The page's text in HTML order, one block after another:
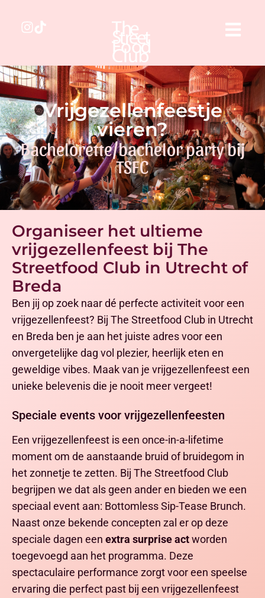
Vrijgezellenfeestje
vieren?
Bachelorette/bachelor party bij
TSFC
Organiseer het ultieme
vrijgezellenfeest bij The
Streetfood Club in Utrecht of
Breda
Ben jij op zoek naar dé perfecte activiteit voor een
vrijgezellenfeest? Bij The Streetfood Club in Utrecht
en Breda ben je aan het juiste adres voor een
onvergetelijke dag vol plezier, heerlijk eten en
geweldige vibes. Maak van je vrijgezellenfeest een
unieke belevenis die je nooit meer vergeet!
Speciale events voor vrijgezellenfeesten
Een vrijgezellenfeest is een once-in-a-lifetime
moment om de aanstaande bruid of bruidegom in
het zonnetje te zetten. Bij The Streetfood Club
begrijpen we dat als geen ander en bieden we een
speciaal event aan: Bottomless Sip-Tease Brunch.
Naast onze bekende concepten zal er op deze
speciale dagen een extra surprise actworden
toegevoegd aan het programma. Deze
spectaculaire performance zorgt voor een speelse
ervaring die perfect past bij een vrijgezellenfeest